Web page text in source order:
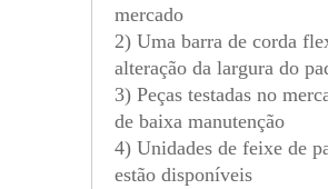
mercado
2) Uma barra de corda
alteração da largura do
3) Peças testadas no
de baixa manutenção
4) Unidades de feixe de
estão disponíveis